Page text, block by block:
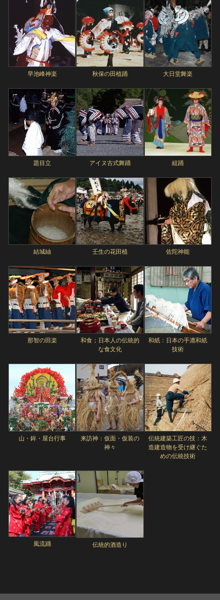
早池峰神楽 秋保の田植踊 大日堂舞楽
題目立 アイヌ古式舞踊 組踊
結城紬 壬生の花田植 佐陀神能
那智の田楽
和食；日本人の伝統的
な食文化
和紙：日本の手漉和紙
技術
山・鉾・屋台行事
来訪神：仮面・仮装の
神々
伝統建築工匠の技：木
造建造物を受け継ぐた
めの伝統技術
風流踊 伝統的酒造り